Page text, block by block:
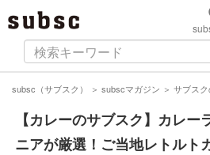
subsc（サブスク） ＞ subscマガジン ＞ サブス
【カレーのサブスク】カレ
ニアが厳選！ご当地レトルト